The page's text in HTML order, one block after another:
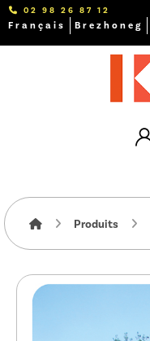
Français Brezhoneg
02 98 26 87 12
Produits